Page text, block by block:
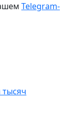
Telegram-
тысяч